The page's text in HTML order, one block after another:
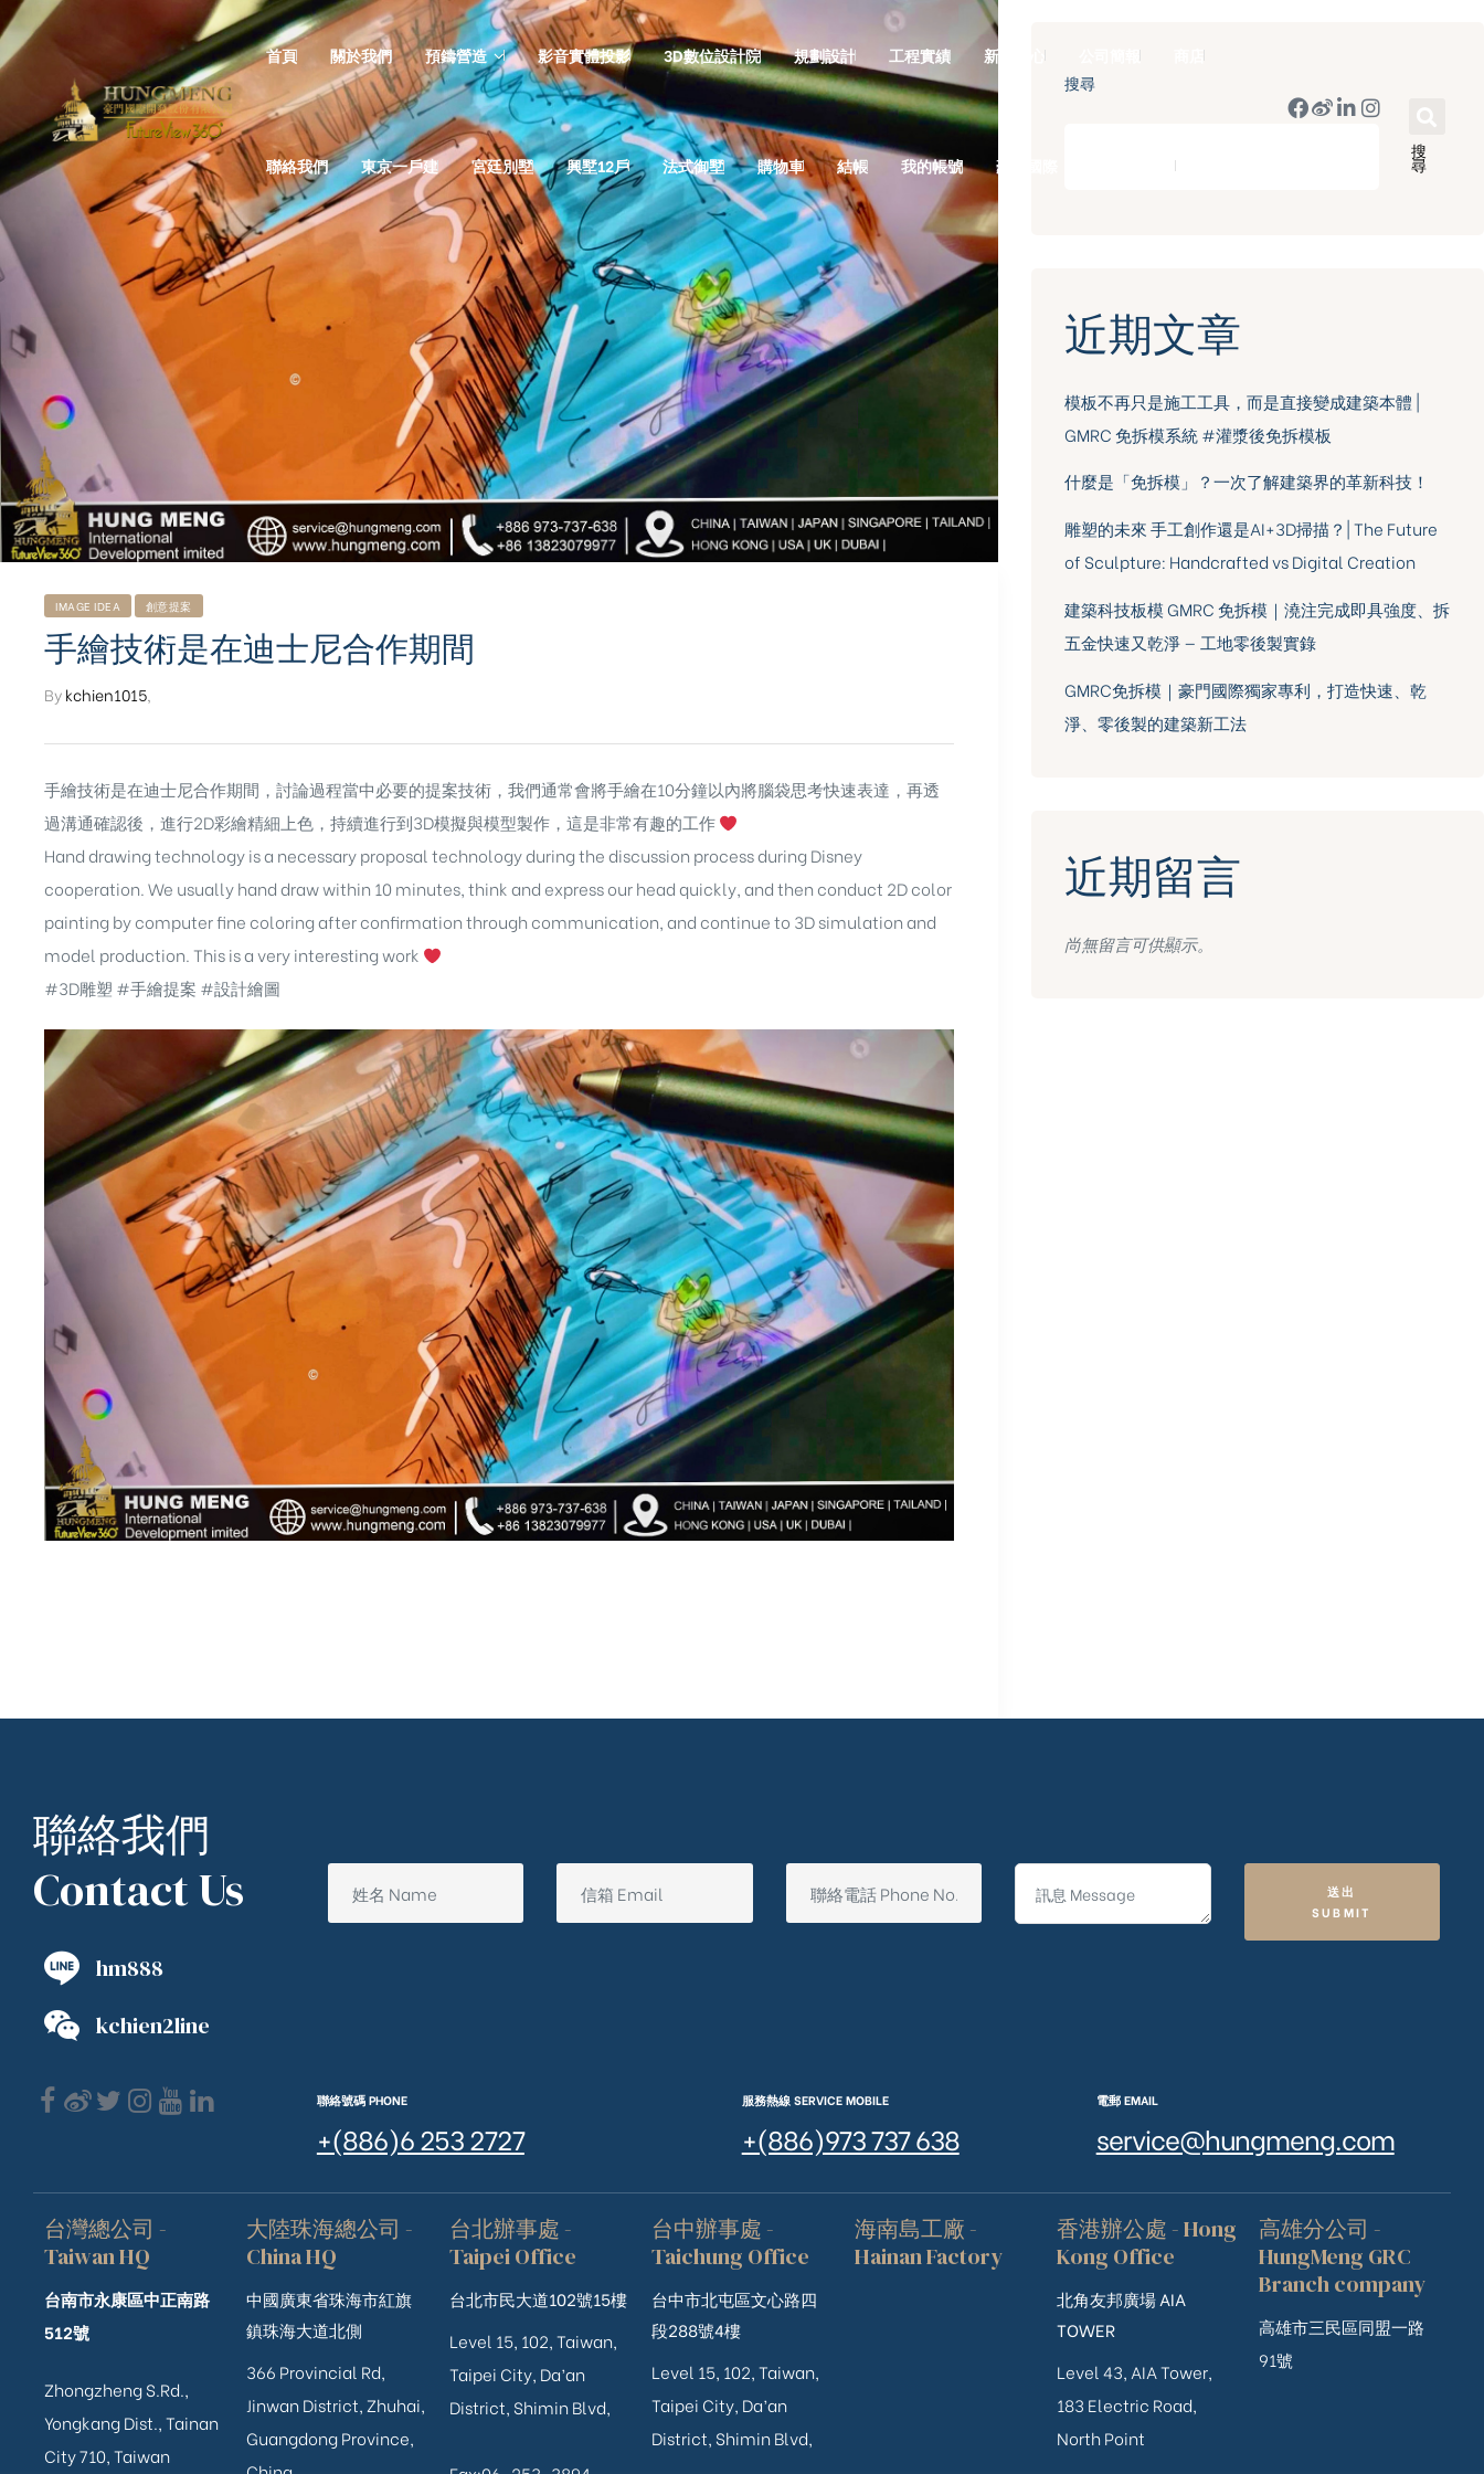
首頁 關於我們 預鑄營造 影音實體投影 3D數位設計院 規劃設計 工程實績 新聞中心 公司簡報 商店
聯絡我們 東京一戶建 宮廷別墅 興墅12戶 法式御墅 購物車 結帳 我的帳號 豪門國際 ｜ 50週年里程碑
IMAGE IDEA 創意提案
手繪技術是在迪士尼合作期間
Bykchien1015
手繪技術是在迪士尼合作期間，討論過程當中必要的提案技術，我們通常會將手繪在10分鐘以內將腦袋思考快速表達，再透
過溝通確認後，進行2D彩繪精細上色，持續進行到3D模擬與模型製作，這是非常有趣的工作
Hand drawing technology is a necessary proposal technology during the discussion process during Disney
cooperation. We usually hand draw within 10 minutes, think and express our head quickly, and then conduct 2D color
painting by computer fine coloring after confirmation through communication, and continue to 3D simulation and
model production. This is a very interesting work
#3D雕塑 #手繪提案 #設計繪圖
搜尋
搜
尋
近期文章
模板不再只是施工工具，而是直接變成建築本體 |
GMRC 免拆模系統 #灌漿後免拆模板
什麼是「免拆模」？一次了解建築界的革新科技！
雕塑的未來 手工創作還是AI+3D掃描？| The Future
of Sculpture: Handcrafted vs Digital Creation
建築科技板模 GMRC 免拆模｜澆注完成即具強度、拆
五金快速又乾淨 — 工地零後製實錄
GMRC免拆模｜豪門國際獨家專利，打造快速、乾
淨、零後製的建築新工法
近期留言
尚無留言可供顯示。
聯絡我們
Contact Us
hm888
kchien2line
送出
SUBMIT
聯絡號碼 PHONE
+(886)6 253 2727
服務熱線 SERVICE MOBILE
+(886)973 737 638
電郵 EMAIL
service@hungmeng.com
台灣總公司 -
Taiwan HQ
台南市永康區中正南路
512號
Zhongzheng S.Rd.,
Yongkang Dist., Tainan
City 710, Taiwan
大陸珠海總公司 -
China HQ
中國廣東省珠海市紅旗
鎮珠海大道北側
366 Provincial Rd,
Jinwan District, Zhuhai,
Guangdong Province,
台北辦事處 -
Taipei Office
台北市民大道102號15樓
Level 15, 102, Taiwan,
Taipei City, Da’an
District, Shimin Blvd,
台中辦事處 -
Taichung Office
台中市北屯區文心路四
段288號4樓
Level 15, 102, Taiwan,
Taipei City, Da’an
District, Shimin Blvd,
海南島工廠 -
Hainan Factory
香港辦公處 - Hong
Kong Office
北角友邦廣場 AIA
TOWER
Level 43, AIA Tower,
183 Electric Road,
North Point
高雄分公司 -
HungMeng GRC
Branch company
高雄市三民區同盟一路
91號
含日本